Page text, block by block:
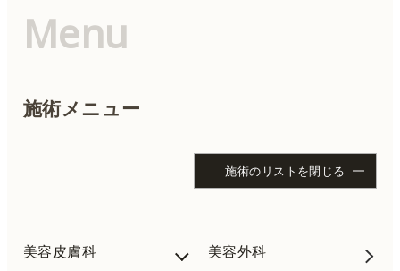
Menu
施術メニュー
施術のリストを閉じる
美容皮膚科 美容外科